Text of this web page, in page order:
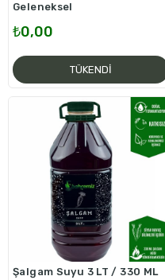
TÜKENDI
Geleneksel
₺0,00
Şalgam Suyu 3 LT / 330 ML